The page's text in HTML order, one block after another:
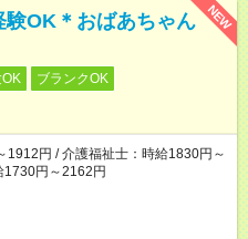
NEW
OK＊おばあちゃん
ブランクOK
1912円 / 介護福祉士：時給1830円～
1730円～2162円